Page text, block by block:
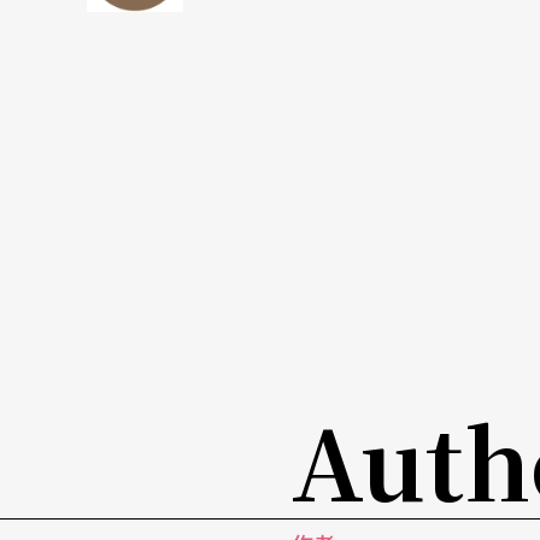
魏海敏（以下简称魏）：
的角色中我觉得曹七巧更有趣，因为曹七巧内
财富和追求真爱，名和利还有她自己之间的犹
车》里的白兰琪，她从一开始就怀抱著对幸福